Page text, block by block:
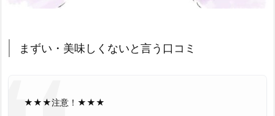
まずい・美味しくないと言う口コミ
★★★注意！★★★